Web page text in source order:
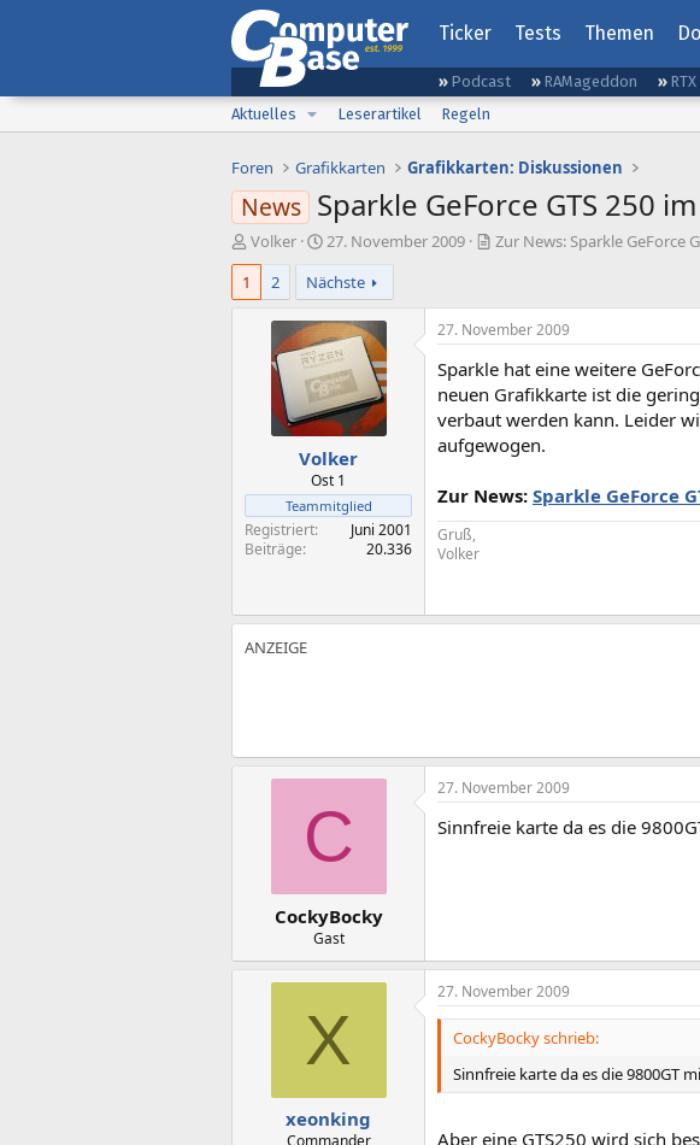
Ticker Tests Themen
Podcast RAMageddon
Aktuelles
Leserartikel Regeln
Foren Grafikkarten Grafikkarten: Diskussionen
News Sparkle GeForce GTS 250
E
r
t
Volker
E
r
s
t
e
l
l
t
a
m
27. November 2009
Zur News: Sparkle GeForce
1
2 Nächste
Volker
Ost 1
Teammitglied
Registriert
Juni 2001
Beiträge
20.336
27. November 2009
Sparkle hat eine weitere
neuen Grafikkarte ist die
verbaut werden kann. Leider
aufgewogen.
Zur News: Sparkle GeForce
Gruß,
Volker
C
CockyBocky
Gast
27. November 2009
Sinnfreie karte da es die
X
xeonking
Commander
27. November 2009
CockyBocky schrieb:
Sinnfreie karte da es die 9800GT
Aber eine GTS250 wird sich